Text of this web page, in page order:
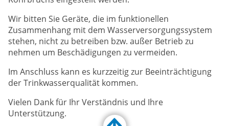
INFORMATIONEN
Wir bitten Sie Geräte, die im funktionellen
Zusammenhang mit dem Wasserversorgungssystem
stehen, nicht zu betreiben bzw. außer Betrieb zu
nehmen um Beschädigungen zu vermeiden.
Im Anschluss kann es kurzzeitig zur Beeinträchtigung
der Trinkwasserqualität kommen.
Vielen Dank für Ihr Verständnis und Ihre
Unterstützung.
Customize Toolbar…